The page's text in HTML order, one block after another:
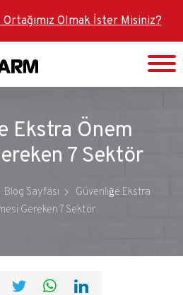
Ortağımız Olmak İster Misiniz?
Ekstra Önem
7 Sektör
Blog Sayfası
Güvenliğe Ekstra
Gereken 7 Sektör